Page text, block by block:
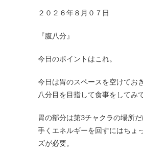
２０２６年８月０７日
『腹八分』
今日のポイントはこれ。
今日は胃のスペースを空けてお
八分目を目指して食事をしてみて
胃の部分は第3チャクラの場所
手くエネルギーを回すにはちょ
ズが必要。